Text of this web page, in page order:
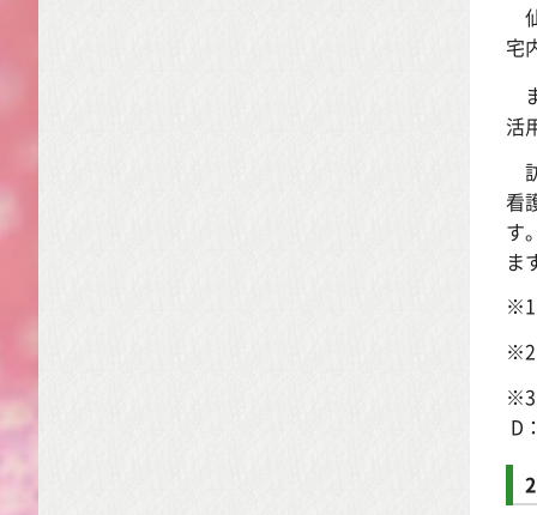
宅
活
看
す
ま
※3
D